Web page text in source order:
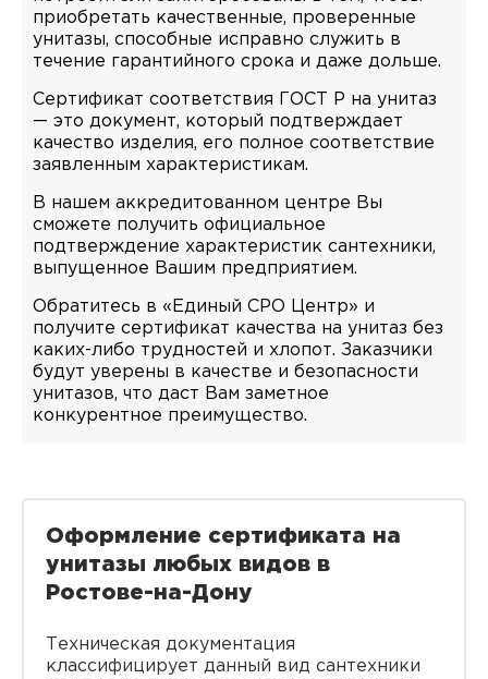
приобретать качественные, проверенные
унитазы, способные исправно служить в
течение гарантийного срока и даже дольше.
Сертификат соответствия ГОСТ Р на унитаз
— это документ, который подтверждает
качество изделия, его полное соответствие
заявленным характеристикам.
В нашем аккредитованном центре Вы
сможете получить официальное
подтверждение характеристик сантехники,
выпущенное Вашим предприятием.
Обратитесь в «Единый СРО Центр» и
получите сертификат качества на унитаз без
каких-либо трудностей и хлопот. Заказчики
будут уверены в качестве и безопасности
унитазов, что даст Вам заметное
конкурентное преимущество.
Оформление сертификата на
унитазы любых видов в
Ростове-на-Дону
Техническая документация
классифицирует данный вид сантехники